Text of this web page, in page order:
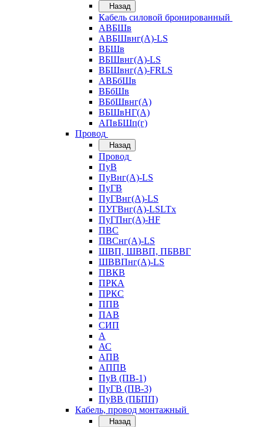
Назад
Кабель силовой бронированный
АВБШв
АВБШвнг(А)-LS
ВБШв
ВБШвнг(А)-LS
ВБШвнг(А)-FRLS
АВБбШв
ВБбШв
ВБбШвнг(А)
ВБШвНГ(А)
АПвБШп(г)
Провод
Назад
Провод
ПуВ
ПуВнг(А)-LS
ПуГВ
ПуГВнг(А)-LS
ПУГВнг(А)-LSLTx
ПуГПнг(А)-HF
ПВС
ПВСнг(А)-LS
ШВП, ШВВП, ПБВВГ
ШВВПнг(А)-LS
ПВКВ
ПРКА
ПРКС
ППВ
ПАВ
СИП
А
АС
АПВ
АППВ
ПуВ (ПВ-1)
ПуГВ (ПВ-3)
ПуВВ (ПБПП)
Кабель, провод монтажный
Назад